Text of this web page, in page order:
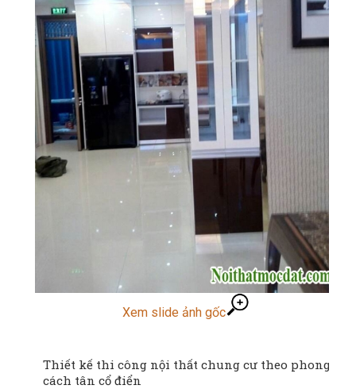
Xem slide ảnh gốc
Thiết kế thi công nội thất chung cư theo phong
cách tân cổ điển